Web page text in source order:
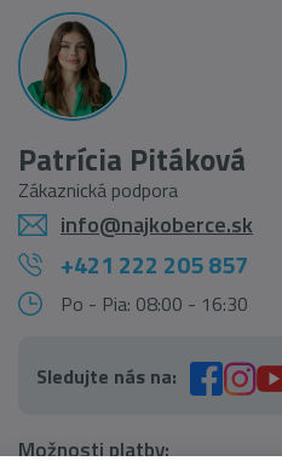
Patrícia Pitáková
Zákaznická podpora
info@najkoberce.sk
+421 222 205 857
Po - Pia: 08:00 - 16:30
Sledujte nás na:
Možnosti platby: